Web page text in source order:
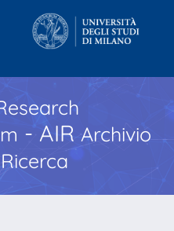
- AIR Archivio